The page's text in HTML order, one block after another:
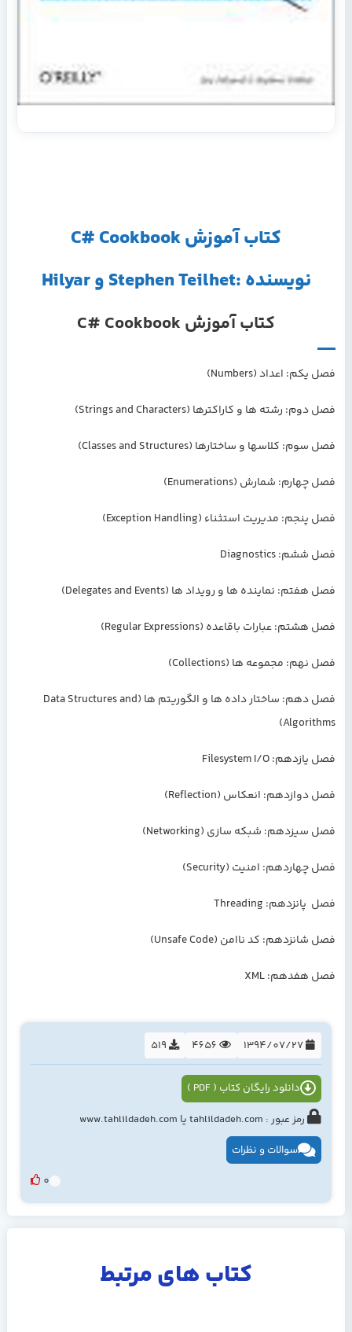
کتاب آموزش C# Cookbook
نویسنده :Stephen Teilhet و Hilyar
کتاب آموزش C# Cookbook
فصل یکم: اعداد (Numbers)
فصل دوم: رشته ها و کاراکترها (Strings and Characters)
فصل سوم: کلاسها و ساختارها (Classes and Structures)
فصل چهارم: شمارش (Enumerations)
فصل پنجم: مدیریت استثناء (Exception Handling)
فصل ششم: Diagnostics
فصل هفتم: نماینده ها و رویداد ها (Delegates and Events)
فصل هشتم: عبارات باقاعده (Regular Expressions)
فصل نهم: مجموعه ها (Collections)
فصل دهم: ساختار داده ها و الگوریتم ها (Data Structures and
Algorithms)
فصل یازدهم: Filesystem I/O
فصل دوازدهم: انعکاس (Reflection)
فصل سیزدهم: شبکه سازی (Networking)
فصل چهاردهم: امنیت (Security)
فصل پانزدهم: Threading
فصل شانزدهم: کد ناامن (Unsafe Code)
فصل هفدهم: XML
1394/07/27
519
دانلود رایگان کتاب ( PDF )
رمز عبور : tahlildadeh.com یا www.tahlildadeh.com
سوالات و نظرات
0
کتاب های مرتبط